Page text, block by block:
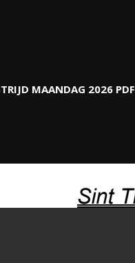
MAANDAG 2026 PDF